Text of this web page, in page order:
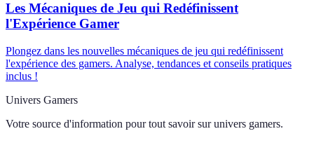
Les Mécaniques de Jeu qui Redéfinissent
l'Expérience Gamer
Plongez dans les nouvelles mécaniques de jeu qui redéfinissent
l'expérience des gamers. Analyse, tendances et conseils pratiques
inclus !
Univers Gamers
Votre source d'information pour tout savoir sur univers gamers.